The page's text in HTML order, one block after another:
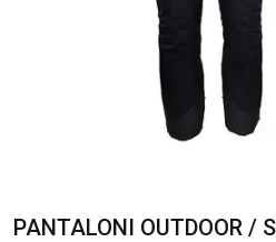
PANTALONI OUTDOOR /